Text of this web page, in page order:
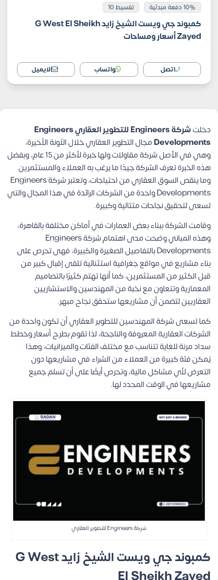
10% دفعة مبدئية تقسيط 10
كمبوند جي ويست الشيخ زايد G West El Sheikh
Zayed أسعار ومساحات
اتصل واتساب الايميل
دخلت
شركة Engineers للتطوير العقاري Engineers
Developmentsمجال التطوير العقاري خلال الآونة الأخيرة،
وهي في الأصل شركة مقاولات ولها خبرة لأكثر من 15 عام، وبفضل
هذه الخبرة تعرف الشركة جيدًا ما يرغب به العملاء والمستثمرين
وما ينقص السوق العقاري من احتياجات، وتعتبر شركة Engineers
Developments واحدة من الشركات الرائدة في هذا المجال والتي
تسعى لتحقيق نجاحات متتالية وكبيرة.
وقامت الشركة ببناء بعض العمارات في أماكن مختلفة بالقاهرة،
وهذه المباني وضحت مدى اهتمام شركة Engineers
Developments بالتفاصيل الصغيرة والكبيرة، فهى تحرص على
بناء مشاريع في مواقع جغرافية استثنائية تلقى إقبال كبير من
قبل الكثير من المستثمرين، كما أنها تهتم كثيرًا بالتصاميم
المعمارية وتتعاون مع نخبة من المهندسين والاستشاريين
العقاريين لتضمن أن مشاريعها ستحقق نجاح مبهر.
كما تسعى شركة المهندسين للتطوير العقاري أن تكون واحدة من
الشركات العقارية المعروفة والناجحة، لذا تقوم بطرح أسعار وخطط
سداد مرنة للغاية تتناسب مع مختلف الفئات والميزانيات، وهذا
يُمكن فئة كبيرة من العملاء من الشراء في مشاريعها دون
التعرض لأي مشاكل مالية، وتحرص أيضًا على أن تسلم جميع
مشاريعها في الوقت المحدد لها.
شركة Engineers للتطوير العقاري
كمبوند جي ويست الشيخ زايد G West